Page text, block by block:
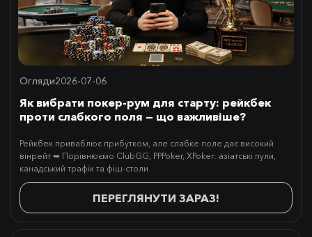
Огляди2026-07-06
Як вибрати покер-рум для старту: рейкбек
проти слабкого поля — що важливіше?
Рейкбек приваблює прибутком, але слабке поле дає високий
вінрейт ➥ Порівнюємо ClubGG, PPPoker, XPoker: азіатські пули,
канадський трафік та фіш-столи
ПЕРЕГЛЯНУТИ ЗАРАЗ!